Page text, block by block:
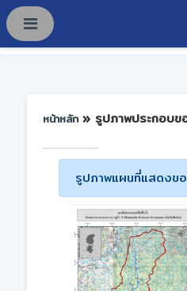
หน้าหลัก » รูปภาพประกอบ
รูปภาพแผนที่แสดงข